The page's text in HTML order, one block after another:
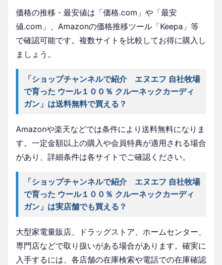
価格の推移・最安値は「価格.com」や「最安
値.com」、Amazonの価格推移ツール「Keepa」等
で確認可能です。複数サイトを比較してお得に購入し
ましょう。
「ショップチャンネルで紹介 エヌエフ 自社牧場
で育った ウール１００％ クルーネックカーディ
ガン」は送料無料で買える？
Amazonや楽天などでは条件により送料無料になりま
す。一定金額以上の購入や会員特典が適用される場合
があり、詳細条件は各サイトでご確認ください。
「ショップチャンネルで紹介 エヌエフ 自社牧場
で育った ウール１００％ クルーネックカーディ
ガン」は実店舗でも買える？
大型家電量販店、ドラッグストア、ホームセンター、
専門店などで取り扱いがある場合があります。確実に
入手するには、各店舗の在庫検索や電話での在庫確認